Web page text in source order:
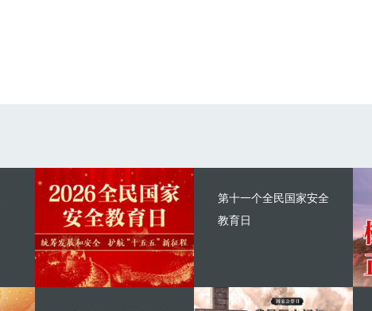
第十一个全民国家安全
教育日